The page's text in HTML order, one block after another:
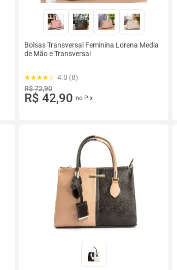
Bolsas Transversal Feminina Lorena Media
de Mão e Transversal
4.0 (8)
R$ 72,90
R$ 42,90 no Pix